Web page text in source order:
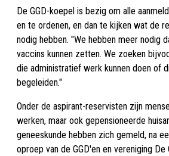
De GGD-koepel is bezig om alle
en te ordenen, en dan te kijken wat de
nodig hebben. "We hebben meer nodig
vaccins kunnen zetten. We zoeken
die administratief werk kunnen doen of
begeleiden."
Onder de aspirant-reservisten zijn
werken, maar ook gepensioneerde
geneeskunde hebben zich gemeld, na
oproep van de GGD'en en vereniging De